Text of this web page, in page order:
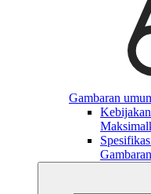
Gambaran